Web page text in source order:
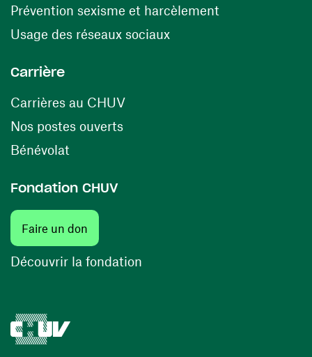
Prévention sexisme et harcèlement
Usage des réseaux sociaux(ouvre une nouvelle
Carrière
Carrières au CHUV(ouvre une nouvelle fenêtre)
Nos postes ouverts(ouvre une nouvelle fenêtre)
Bénévolat
Fondation CHUV
Faire un don
Découvrir la fondation